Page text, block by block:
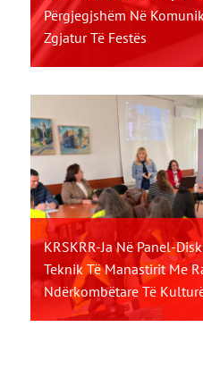
Përgjegjshëm Në
Zgjatur Të Festës
KRSKRR-Ja Në Panel-
Teknik Të Manastirit Me
Ndërkombëtare Të